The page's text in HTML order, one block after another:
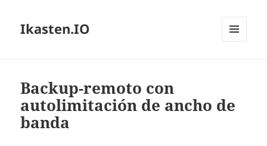
Ikasten.IO
Backup-remoto con
autolimitación de ancho de
banda